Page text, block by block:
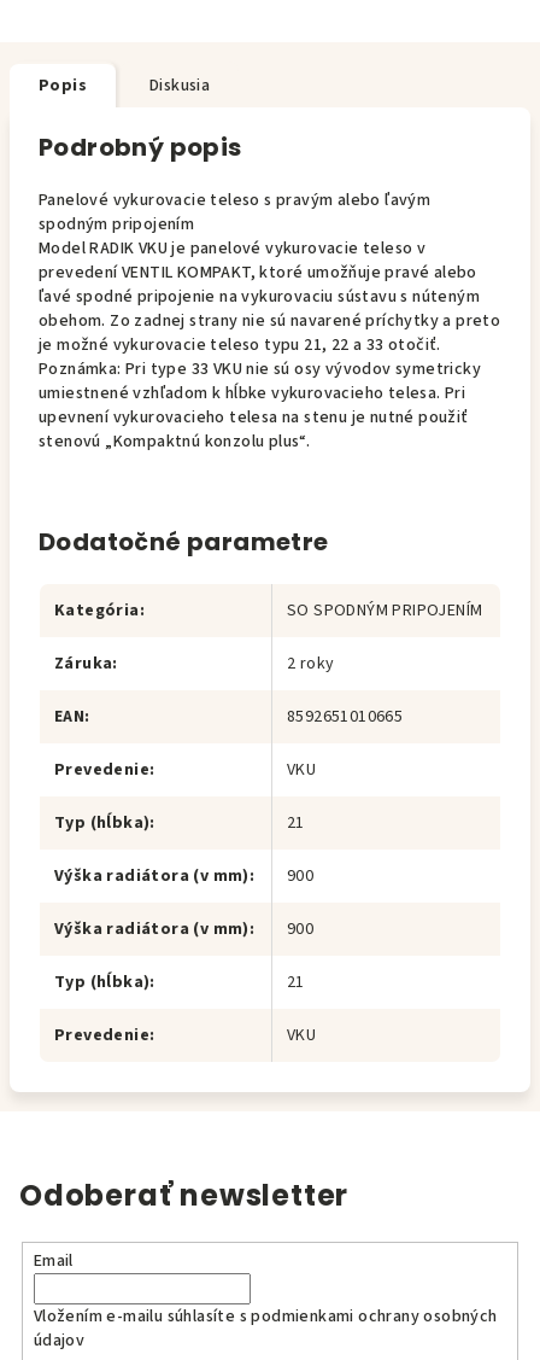
Popis Diskusia
Podrobný popis
Panelové vykurovacie teleso s pravým alebo ľavým
spodným pripojením
Model RADIK VKU je panelové vykurovacie teleso v
prevedení VENTIL KOMPAKT, ktoré umožňuje pravé alebo
ľavé spodné pripojenie na vykurovaciu sústavu s núteným
obehom. Zo zadnej strany nie sú navarené príchytky a preto
je možné vykurovacie teleso typu 21, 22 a 33 otočiť.
Poznámka: Pri type 33 VKU nie sú osy vývodov symetricky
umiestnené vzhľadom k hĺbke vykurovacieho telesa. Pri
upevnení vykurovacieho telesa na stenu je nutné použiť
stenovú „Kompaktnú konzolu plus“.
Dodatočné parametre
Kategória: SO SPODNÝM PRIPOJENÍM
Záruka: 2 roky
EAN: 8592651010665
Prevedenie: VKU
Typ (hĺbka): 21
Výška radiátora (v mm): 900
Výška radiátora (v mm): 900
Typ (hĺbka): 21
Prevedenie: VKU
Odoberať newsletter
Email
Vložením e-mailu súhlasíte spodmienkami ochrany osobných
údajov